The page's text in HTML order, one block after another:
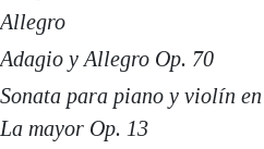
Allegro
Adagio y Allegro Op. 70
Sonata para piano y violín en
La mayor Op. 13